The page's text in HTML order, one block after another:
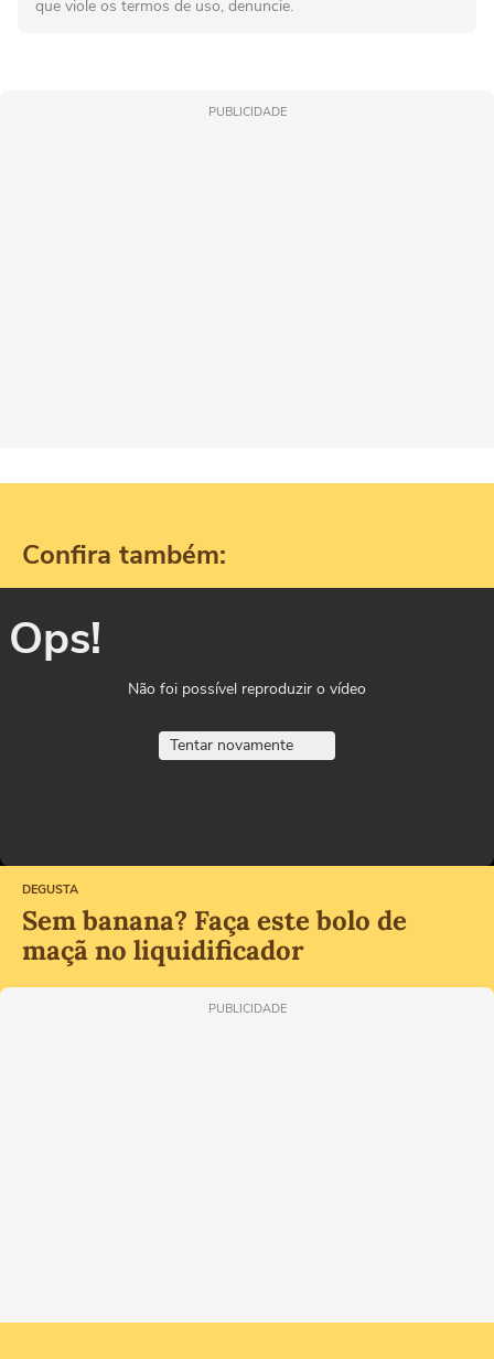
que viole os termos de uso, denuncie.
PUBLICIDADE
Confira também:
Ops!
Não foi possível reproduzir o vídeo
Tentar novamente
DEGUSTA
Sem banana? Faça este bolo de
maçã no liquidificador
PUBLICIDADE